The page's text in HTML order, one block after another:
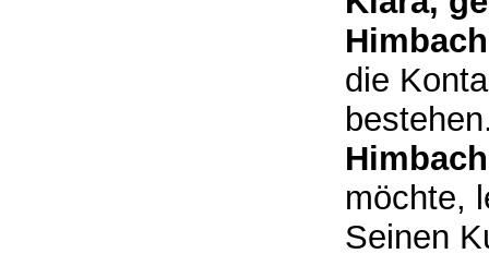
Himbach
die
möchte,
Seinen